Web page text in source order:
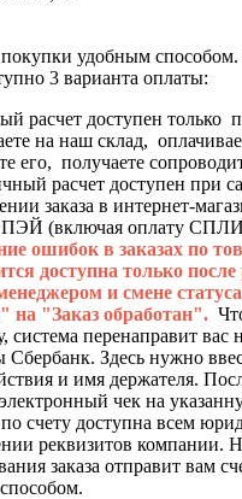
удобным
3 варианта оплаты:
расчет доступен только
на наш склад,
его, получаете
расчет доступен при
заказа в интернет-
ПЭЙ (включая оплату
ошибок в заказах по
доступна только
и смене
на "Заказ обработан".
система перенаправит вас
Сбербанк. Здесь нужно
и имя держателя.
чек на
счету доступна всем
реквизитов компании.
заказа отправит вам